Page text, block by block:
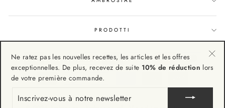
PRODOTTI
Ne ratez pas les nouvelles recettes, les articles et les offres
exceptionnelles. De plus, recevez de suite 10% de réduction lors
de votre première commande.
VOUS